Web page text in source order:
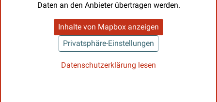
Daten an den Anbieter übertragen werden.
Inhalte von Mapbox anzeigen
Privatsphäre-Einstellungen
Datenschutzerklärung lesen